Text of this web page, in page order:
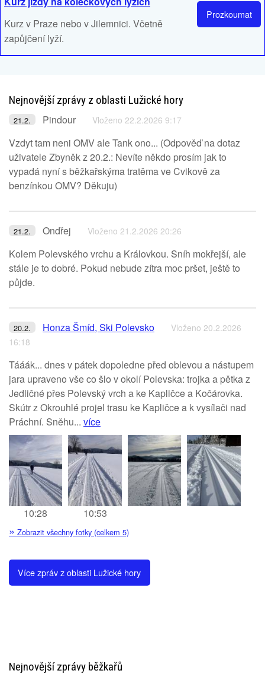
Prozkoumat
Kurz v Praze nebo v Jilemnici. Včetně
zapůjčení lyží.
Nejnovější zprávy z oblasti Lužické hory
21.2. Pindour Vloženo 22.2.2026 9:17
Vzdyt tam neni OMV ale Tank ono... (Odpověď na dotaz
uživatele Zbyněk z 20.2.: Nevíte někdo prosím jak to
vypadá nyní s běžkařskýma tratěma ve Cvikově za
benzínkou OMV? Děkuju)
21.2. Ondřej Vloženo 21.2.2026 20:26
Kolem Polevského vrchu a Královkou. Sníh mokřejší, ale
stále je to dobré. Pokud nebude zítra moc pršet, ještě to
půjde.
20.2. Honza Šmíd, Ski Polevsko
Vloženo 20.2.2026
16:18
Tááák... dnes v pátek dopoledne před oblevou a nástupem
jara upraveno vše co šlo v okolí Polevska: trojka a pětka z
Jedličné přes Polevský vrch a ke Kapličce a Kočárovka.
Skútr z Okrouhlé projel trasu ke Kapličce a k vysílači nad
Práchní. Sněhu... více
10:28 10:53
» Zobrazit všechny fotky (celkem 5)
Více zpráv z oblasti Lužické hory
Nejnovější zprávy běžkařů